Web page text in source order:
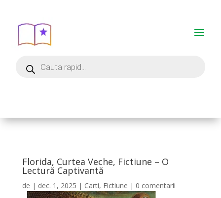
Florida, Curtea Veche, Fictiune – O
Lectură Captivantă
de | dec. 1, 2025 | Carti, Fictiune | 0 comentarii